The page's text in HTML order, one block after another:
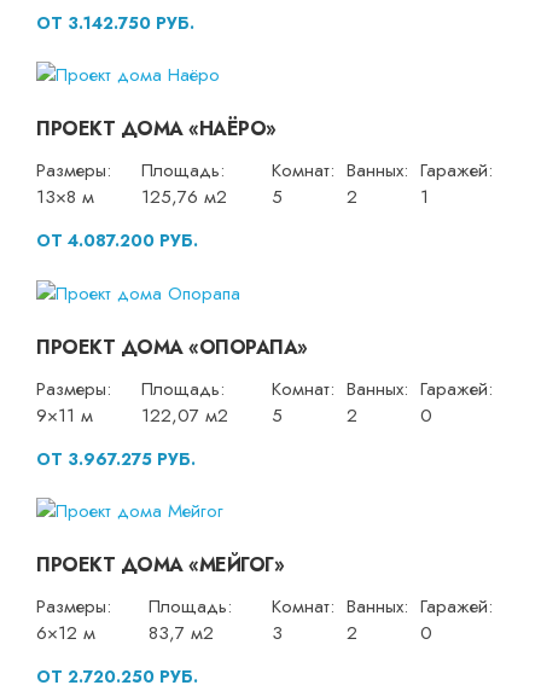
ОТ 3.142.750 РУБ.
ПРОЕКТ ДОМА «НАЁРО»
Размеры:
13×8 м
Площадь:
125,76 м2
Комнат:
5
Ванных:
2
Гаражей:
1
ОТ 4.087.200 РУБ.
ПРОЕКТ ДОМА «ОПОРАПА»
Размеры:
9×11 м
Площадь:
122,07 м2
Комнат:
5
Ванных:
2
Гаражей:
0
ОТ 3.967.275 РУБ.
ПРОЕКТ ДОМА «МЕЙГОГ»
Размеры:
6×12 м
Площадь:
83,7 м2
Комнат:
3
Ванных:
2
Гаражей:
0
ОТ 2.720.250 РУБ.